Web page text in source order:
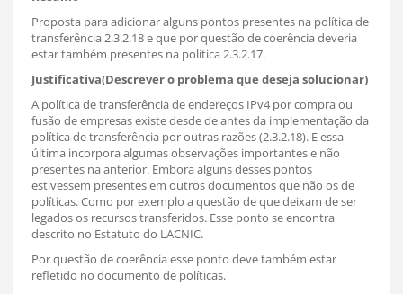
Proposta para adicionar alguns pontos presentes na política de
transferência 2.3.2.18 e que por questão de coerência deveria
estar também presentes na política 2.3.2.17.
Justificativa(Descrever o problema que deseja solucionar)
A política de transferência de endereços IPv4 por compra ou
fusão de empresas existe desde de antes da implementação da
política de transferência por outras razões (2.3.2.18). E essa
última incorpora algumas observações importantes e não
presentes na anterior. Embora alguns desses pontos
estivessem presentes em outros documentos que não os de
políticas. Como por exemplo a questão de que deixam de ser
legados os recursos transferidos. Esse ponto se encontra
descrito no Estatuto do LACNIC.
Por questão de coerência esse ponto deve também estar
refletido no documento de políticas.